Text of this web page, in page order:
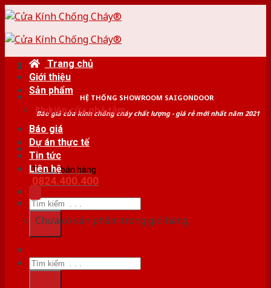
Skip
content
HỆ THỐNG SHOWROOM SAIGONDOOR
Báo giá cửa kính chống cháy chất lượng - giá rẻ mới nhất năm 2021
Tư vấn bán hàng
0824.400.400
Tìm
kiếm:
Trang chủ
Giới thiệu
Sản phẩm
Phụ kiện cửa nhà tắm
Báo giá
Dự án thực tế
Tin tức
Liên hệ
Chưa có sản phẩm trong giỏ hàng.
Tìm
kiếm: